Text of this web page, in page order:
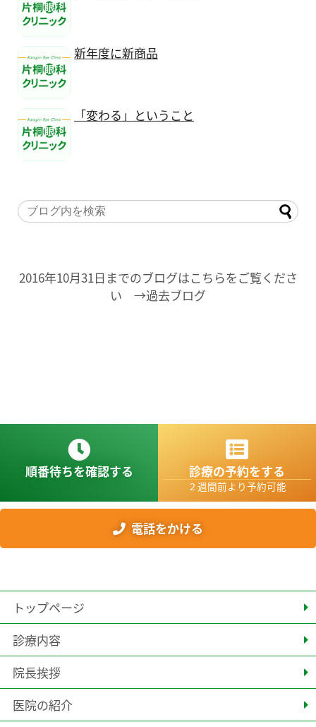
新年度に新商品
「変わる」ということ
2016年10月31日までのブログはこちらをご覧くださ
い →過去ブログ
順番待ちを確認する 診療の予約をする
２週間前より予約可能
電話をかける
トップページ
診療内容
院長挨拶
医院の紹介